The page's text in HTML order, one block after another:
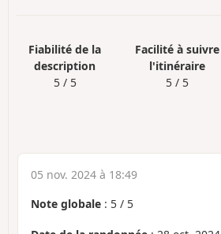
Fiabilité de la
description
5 / 5
Facilité à suivre
l'itinéraire
5 / 5
05 nov. 2024 à 18:49
Note globale : 5 / 5